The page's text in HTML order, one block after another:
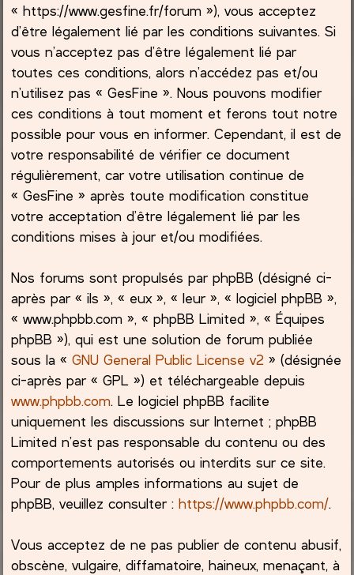
« https://www.gesfine.fr/forum »), vous acceptez
d’être légalement lié par les conditions suivantes. Si
vous n’acceptez pas d’être légalement lié par
toutes ces conditions, alors n’accédez pas et/ou
n’utilisez pas « GesFine ». Nous pouvons modifier
ces conditions à tout moment et ferons tout notre
possible pour vous en informer. Cependant, il est de
votre responsabilité de vérifier ce document
régulièrement, car votre utilisation continue de
« GesFine » après toute modification constitue
votre acceptation d’être légalement lié par les
conditions mises à jour et/ou modifiées.
Nos forums sont propulsés par phpBB (désigné ci-
après par « ils », « eux », « leur », « logiciel phpBB »,
« www.phpbb.com », « phpBB Limited », « Équipes
phpBB »), qui est une solution de forum publiée
sous la «GNU General Public License v2 » (désignée
ci-après par « GPL ») et téléchargeable depuis
www.phpbb.com. Le logiciel phpBB facilite
uniquement les discussions sur Internet ; phpBB
Limited n’est pas responsable du contenu ou des
comportements autorisés ou interdits sur ce site.
Pour de plus amples informations au sujet de
phpBB, veuillez consulter :https://www.phpbb.com/.
Vous acceptez de ne pas publier de contenu abusif,
obscène, vulgaire, diffamatoire, haineux, menaçant, à